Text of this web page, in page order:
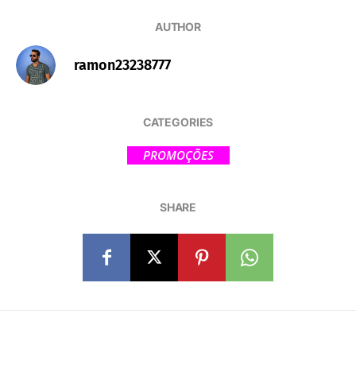
AUTHOR
ramon23238777
CATEGORIES
PROMOÇÕES
SHARE